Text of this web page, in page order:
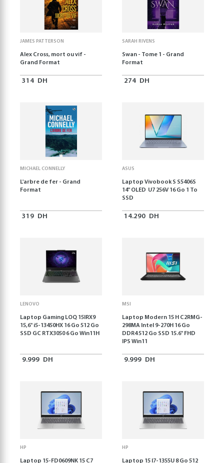
JAMES PATTERSON
Alex Cross, mort ou vif -
Grand Format
314 DH
SARAH RIVENS
Swan - Tome 1 - Grand
Format
274 DH
MICHAEL CONNELLY
L'arbre de fer - Grand
Format
319 DH
ASUS
Laptop Vivobook S S5406S
14" OLED U7 256V 16 Go 1 To
SSD
14.290 DH
LENOVO
Laptop Gaming LOQ 15IRX9
15,6'' i5-13450HX 16 Go 512 Go
SSD GC RTX3050 6 Go Win11H
9.999 DH
MSI
Laptop Modern 15 H C2RMG-
298MA Intel 9-270H 16 Go
DDR4 512 Go SSD 15.6" FHD
IPS Win11
9.999 DH
HP
Laptop 15-FD0609NK 15 C7
HP
Laptop 15 I7-1355U 8 Go 512